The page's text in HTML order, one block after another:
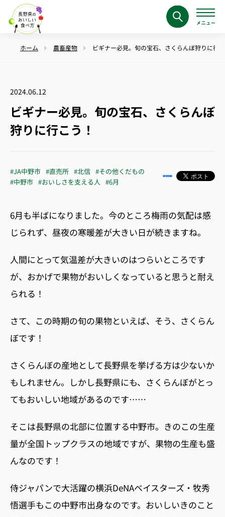
ホーム 農畜産物 ビギナー必見。旬の宝石、さくらんぼ狩りに行
2024.06.12
ビギナー必見。旬の宝石、さくらんぼ
狩りに行こう！
#JA中野市 #直売所 #北信 #その他くだもの
#中野市 #おいしさを支える人 #6月
6月も半ばになりました。今のところ梅雨の気配は感
じられず、昼夜の寒暖差が大きい日が続きますね。
人間にとって気温差が大きいのはつらいところです
が、おかげで果物がおいしくなっていると思うと耐え
られる！
さて、この時期の旬の果物といえば、そう、さくらん
ぼです！
さくらんぼの産地として長野県を挙げる方は少ないか
もしれません。しかし長野県にも、さくらんぼがとっ
てもおいしい地域があるのです……
そこは長野県の北部に位置する中野市。きのこの生産
量が全国トップクラスの地域ですが、果物の生産も盛
んなのです！
侍ジャパンで大活躍の横浜DeNAベイスターズ・牧秀
悟選手もこの中野市出身なのです。おいしいきのこと